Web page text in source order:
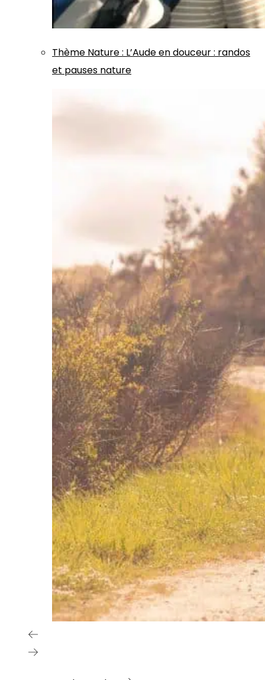
Thème Nature: L’Aude en douceur : randos
et pauses nature